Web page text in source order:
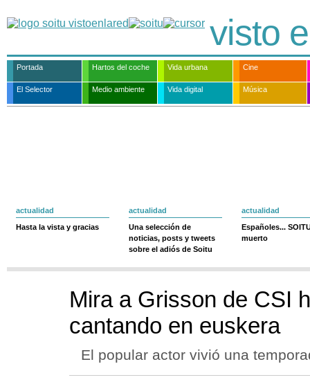
visto
Portada Hartos del coche Vida urbana Cine
El Selector Medio ambiente Vida digital Música
actualidad
Hasta la vista y gracias
actualidad
Una selección de
noticias, posts y tweets
sobre el adiós de Soitu
actualidad
Españoles...
muerto
Mira a Grisson de CSI
cantando en euskera
El popular actor vivió una